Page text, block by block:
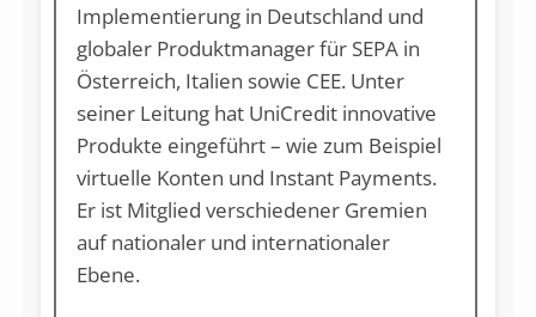
Implementierung in Deutschland und
globaler Produktmanager für SEPA in
Österreich, Italien sowie CEE. Unter
seiner Leitung hat UniCredit innovative
Produkte eingeführt – wie zum Beispiel
virtuelle Konten und Instant Payments.
Er ist Mitglied verschiedener Gremien
auf nationaler und internationaler
Ebene.